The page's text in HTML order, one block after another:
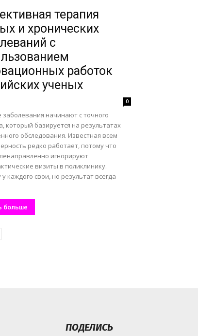
терапия
и хронических
с
работок
ученых
0
начинают с точного
который базируется на результатах
обследования. Известная всем
редко работает, потому что
игнорируют
визиты в поликлинику.
каждого свои, но результат всегда
больше
ПОДЕЛИСЬ